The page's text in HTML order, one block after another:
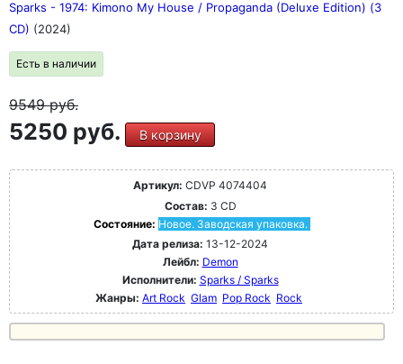
Sparks - 1974: Kimono My House / Propaganda (Deluxe Edition) (3
CD) (2024)
Есть в наличии
9549руб.
5250 руб. В корзину
Артикул: CDVP 4074404
Состав: 3 CD
Состояние: Новое. Заводская упаковка.
Дата релиза: 13-12-2024
Лейбл: Demon
Исполнители: Sparks / Sparks
Жанры: Art Rock Glam Pop Rock Rock